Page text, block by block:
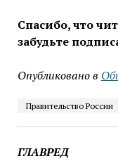
Спасибо, что
забудьте
Опубликовано в
Правительство России
ГЛАВРЕД